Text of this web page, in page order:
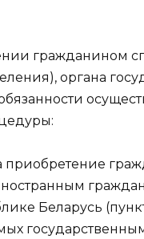
гражданином
органа
Беларусь